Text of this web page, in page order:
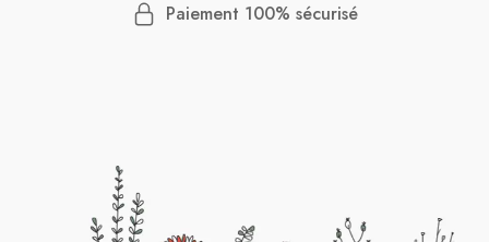
Paiement 100% sécurisé